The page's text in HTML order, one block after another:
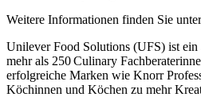
Weitere Informationen finden Sie
Unilever Food Solutions (UFS) ist ein
mehr als 250 Culinary
erfolgreiche Marken wie Knorr
Köchinnen und Köchen zu mehr